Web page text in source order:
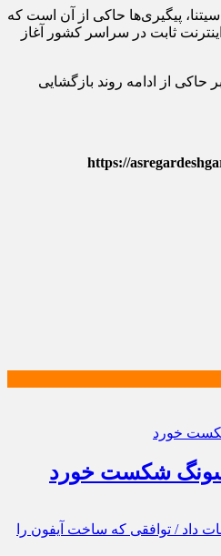
سیتنا، پیگیری‌ها حاکی از آن است که
ثابت در سراسر کشور آغاز
حاکی از ادامه روند بازگشایی
https://
شکست خورد